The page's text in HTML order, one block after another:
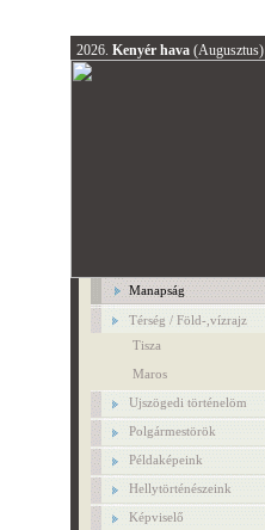
2026. Kenyér hava (Augusztus)
Manapság
Térség / Föld-,vízrajz
Tisza
Maros
Ujszögedi történelöm
Polgármestörök
Példaképeink
Hellytörténészeink
Képviselő